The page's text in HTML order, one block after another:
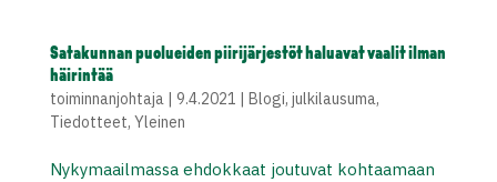
Satakunnan puolueiden piirijärjestöt haluavat vaalit ilman
häirintää
toiminnanjohtaja| 9.4.2021 | Blogi, julkilausuma,
Tiedotteet, Yleinen
Nykymaailmassa ehdokkaat joutuvat kohtaamaan